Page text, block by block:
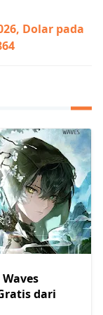
Dolar pada
dari